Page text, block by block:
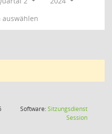
auswählen
Software:Sitzungsdienst
Session(Wird in